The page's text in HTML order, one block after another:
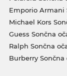
Emporio Armani
Michael Kors
Guess Sončna
Ralph Sončna
Burberry Sončna